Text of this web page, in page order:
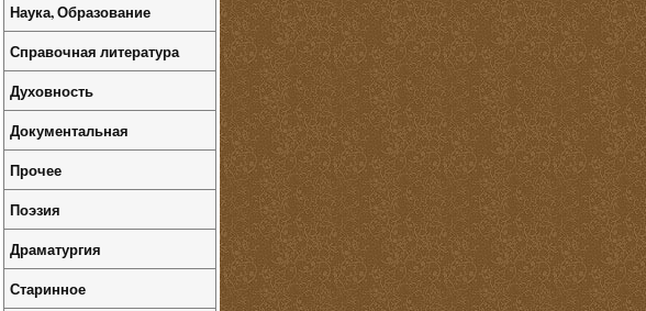
Наука, Образование
Справочная литература
Духовность
Документальная
Прочее
Поэзия
Драматургия
Старинное